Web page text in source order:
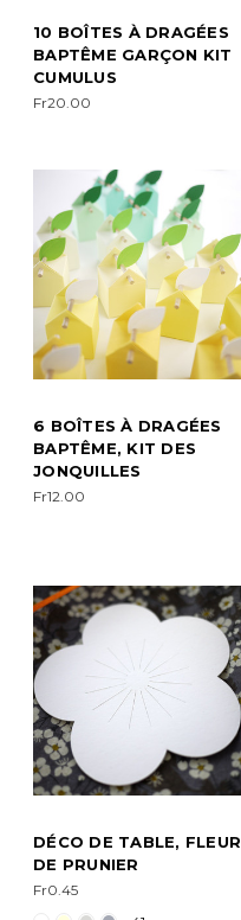
10 BOÎTES À DRAGÉES
BAPTÊME GARÇON KIT
CUMULUS
Fr20.00
6 BOÎTES À DRAGÉES
BAPTÊME, KIT DES
JONQUILLES
Fr12.00
DÉCO DE TABLE, FLEUR
DE PRUNIER
Fr0.45